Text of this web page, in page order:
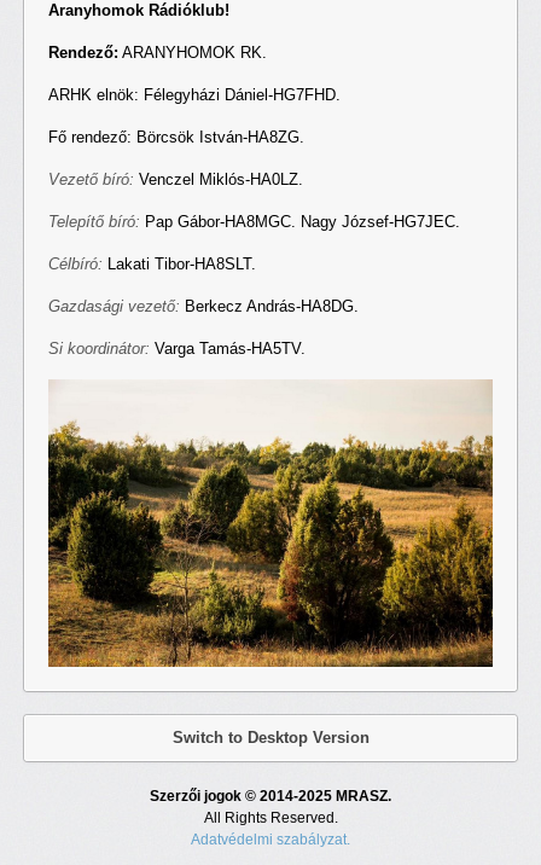
Aranyhomok Rádióklub!
Rendező: ARANYHOMOK RK.
ARHK elnök: Félegyházi Dániel-HG7FHD.
Fő rendező: Börcsök István-HA8ZG.
Vezető bíró: Venczel Miklós-HA0LZ.
Telepítő bíró: Pap Gábor-HA8MGC. Nagy József-HG7JEC.
Célbíró: Lakati Tibor-HA8SLT.
Gazdasági vezető: Berkecz András-HA8DG.
Si koordinátor: Varga Tamás-HA5TV.
Switch to Desktop Version
Szerzői jogok © 2014-2025 MRASZ.
All Rights Reserved.
Adatvédelmi szabályzat.